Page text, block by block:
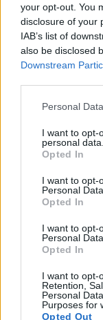
your opt-out. You
disclosure of your
IAB’s list of
also be disclosed
Downstream
Personal
I want to opt-
personal data.
Opted In
I want to opt-
Personal Data.
Opted In
I want to opt-
Personal
Opted In
I want to opt-
Retention,
Personal
Purposes for
Opted Out
GUERRA TRA
Dl fisco, lite
18/10/2018
Via libera al
Stretta su
occupazioni
dopo la
Decreto
Cdm. Multe
08/07/2018